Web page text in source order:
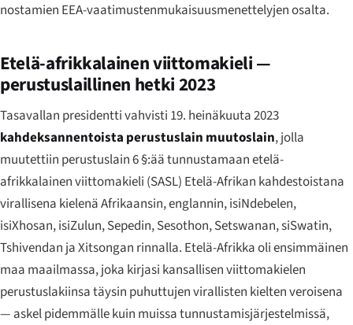
nostamien EEA-vaatimustenmukaisuusmenettelyjen osalta.
Etelä-afrikkalainen viittomakieli —
perustuslaillinen hetki 2023
Tasavallan presidentti vahvisti 19. heinäkuuta 2023
kahdeksannentoista perustuslain muutoslain, jolla
muutettiin perustuslain 6 §:ää tunnustamaan etelä-
afrikkalainen viittomakieli (SASL) Etelä-Afrikan kahdestoistana
virallisena kielenä Afrikaansin, englannin, isiNdebelen,
isiXhosan, isiZulun, Sepedin, Sesothon, Setswanan, siSwatin,
Tshivendan ja Xitsongan rinnalla. Etelä-Afrikka oli ensimmäinen
maa maailmassa, joka kirjasi kansallisen viittomakielen
perustuslakiinsa täysin puhuttujen virallisten kielten veroisena
— askel pidemmälle kuin muissa tunnustamisjärjestelmissä,